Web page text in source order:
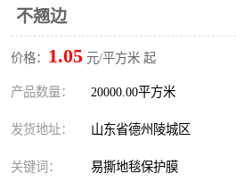
不翘边
价格： 1.05 元/平方米 起
产品数量： 20000.00平方米
发货地址： 山东省德州陵城区
关键词： 易撕地毯保护膜